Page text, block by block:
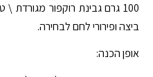
100 גרם גבינת רוקפור
ביצה ופירורי לחם לבחירה.
אופן הכנה: